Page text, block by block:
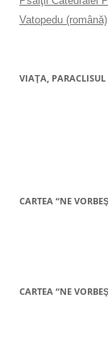
Vatopedu (română)
VIAŢA,
CARTEA “NE
CARTEA “NE